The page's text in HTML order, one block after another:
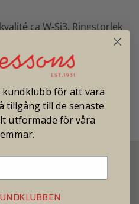
ca W-Si3. Ringstorlek
hand.
500
40 000
kundklubb för att vara
tillgång till de senaste
utformade för våra